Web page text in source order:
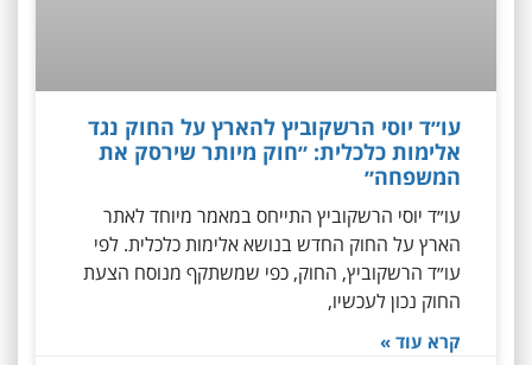
עו״ד יוסי הרשקוביץ להארץ על החוק נגד
אלימות כלכלית: ״חוק מיותר שירסק את
המשפחה״
עו״ד יוסי הרשקוביץ התייחס במאמר מיוחד לאתר
הארץ על החוק החדש בנושא אלימות כלכלית. לפי
עו״ד הרשקוביץ, החוק, כפי שמשתקף מנוסח הצעת
החוק נכון לעכשיו,
קרא עוד »